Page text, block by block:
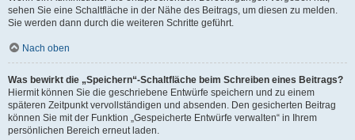
sehen Sie eine Schaltfläche in der Nähe des Beitrags, um diesen zu melden.
Sie werden dann durch die weiteren Schritte geführt.
Nach oben
Was bewirkt die „Speichern“-Schaltfläche beim Schreiben eines Beitrags?
Hiermit können Sie die geschriebene Entwürfe speichern und zu einem
späteren Zeitpunkt vervollständigen und absenden. Den gesicherten Beitrag
können Sie mit der Funktion „Gespeicherte Entwürfe verwalten“ in Ihrem
persönlichen Bereich erneut laden.